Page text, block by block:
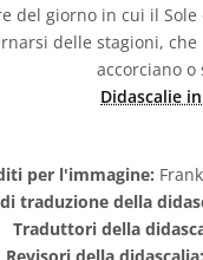
del giorno in cui il
delle stagioni,
accorciano o
Didascalie
per l'immagine:
traduzione della
Traduttori della